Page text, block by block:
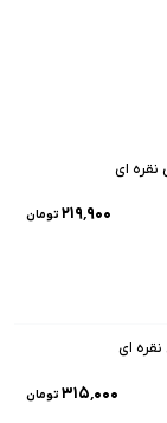
ای
۲۱۹٬۹۰۰ تومان
ای
۳۱۵٬۰۰۰ تومان